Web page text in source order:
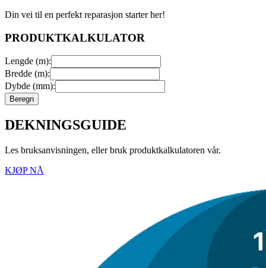
Din vei til en perfekt reparasjon starter her!
PRODUKTKALKULATOR
Lengde (m):
Bredde (m):
Dybde (mm):
Beregn
DEKNINGSGUIDE
Les bruksanvisningen, eller bruk produktkalkulatoren vår.
KJØP NÅ